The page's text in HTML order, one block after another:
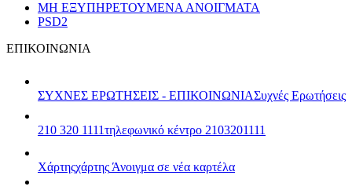
ΜΗ ΕΞΥΠΗΡΕΤΟΥΜΕΝΑ ΑΝΟΙΓΜΑΤΑ
PSD2
ΕΠΙΚΟΙΝΩΝΙΑ
ΣΥΧΝΕΣ ΕΡΩΤΗΣΕΙΣ - ΕΠΙΚΟΙΝΩΝΙΑΣυχνές Ερωτήσεις
210 320 1111τηλεφωνικό κέντρο 2103201111
Χάρτηςχάρτης Άνοιγμα σε νέα καρτέλα